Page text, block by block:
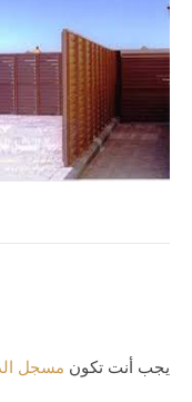
يجب أنت تكون مسجل